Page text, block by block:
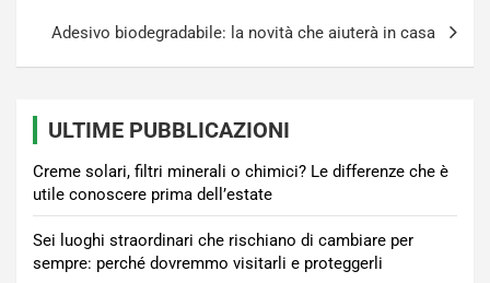
Adesivo biodegradabile: la novità che aiuterà in casa
ULTIME PUBBLICAZIONI
Creme solari, filtri minerali o chimici? Le differenze che è
utile conoscere prima dell’estate
Sei luoghi straordinari che rischiano di cambiare per
sempre: perché dovremmo visitarli e proteggerli